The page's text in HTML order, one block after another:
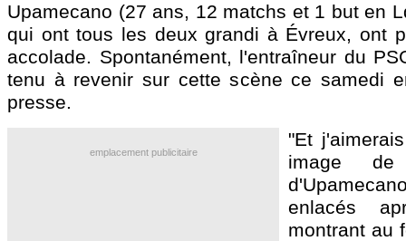
Upamecano (27 ans, 12 matchs et 1 but en
qui ont tous les deux grandi à Évreux, ont
accolade. Spontanément, l'entraîneur du
tenu à revenir sur cette scène ce samedi
presse.
emplacement publicitaire
"Et
image
enlacés
montrant au